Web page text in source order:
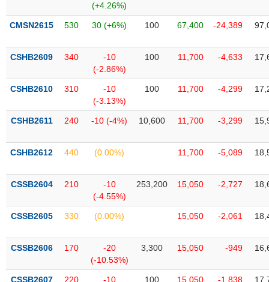
(+4.26%)
CMSN2615 530 30 (+6%) 100 67,400 -24,389
CSHB2609 340
-10
(-2.86%)
100 11,700 -4,633
CSHB2610 310
-10
(-3.13%)
100 11,700 -4,299
CSHB2611 240 -10 (-4%) 10,600 11,700 -3,299
CSHB2612 440 (0.00%) 11,700 -5,089
CSSB2604 210
-10
(-4.55%)
253,200 15,050 -2,727
CSSB2605 330 (0.00%) 15,050 -2,061
CSSB2606 170
-20
(-10.53%)
3,300 15,050 -949
CSSB2607 220
-10
100 15,050 -1,838
(-)
đạo
(-)
Tất cả Người nội bộ Người liên quan Cổ đông lớn
Tin
tức
của
giả
(-)